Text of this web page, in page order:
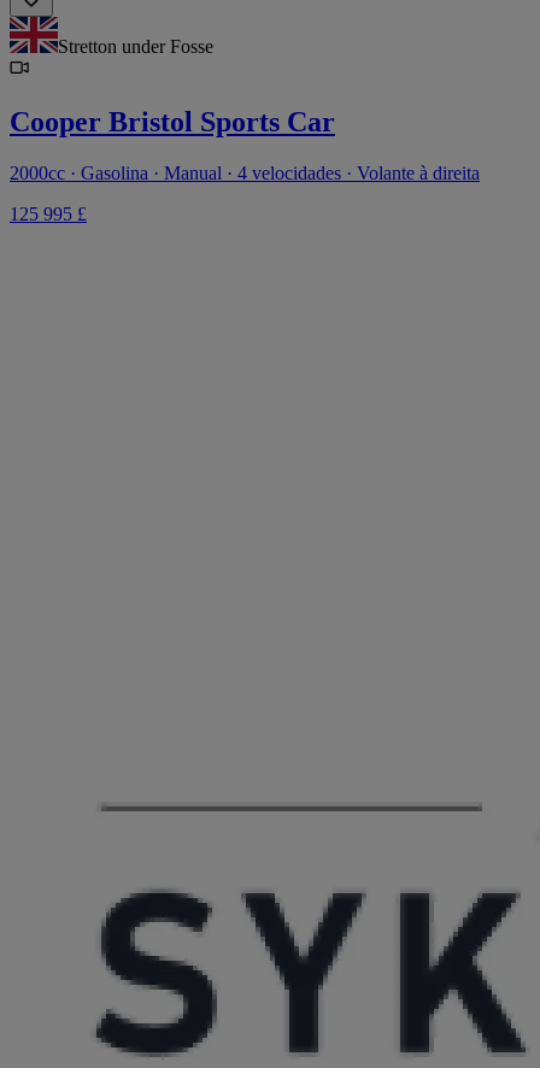
Stretton under Fosse
Cooper Bristol Sports Car
2000cc · Gasolina · Manual · 4 velocidades · Volante à direita
125 995 £